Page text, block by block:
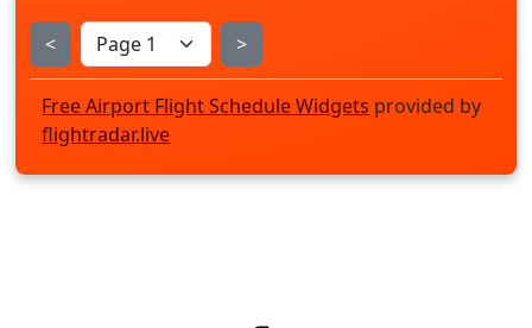
< >
Free Airport Flight Schedule Widgets provided by
flightradar.live